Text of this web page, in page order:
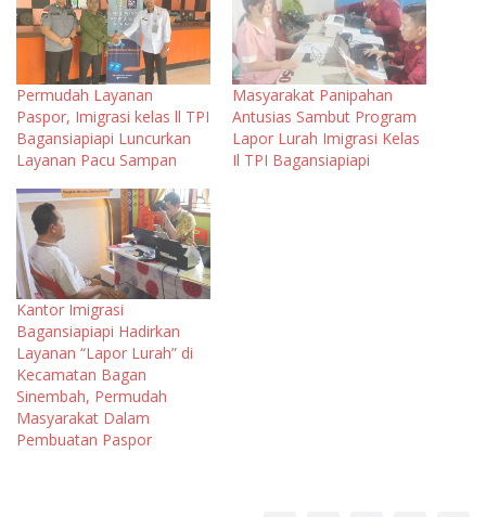
Permudah Layanan
Paspor, Imigrasi kelas ll TPI
Bagansiapiapi Luncurkan
Layanan Pacu Sampan
Masyarakat Panipahan
Antusias Sambut Program
Lapor Lurah Imigrasi Kelas
Il TPI Bagansiapiapi
Kantor Imigrasi
Bagansiapiapi Hadirkan
Layanan “Lapor Lurah” di
Kecamatan Bagan
Sinembah, Permudah
Masyarakat Dalam
Pembuatan Paspor